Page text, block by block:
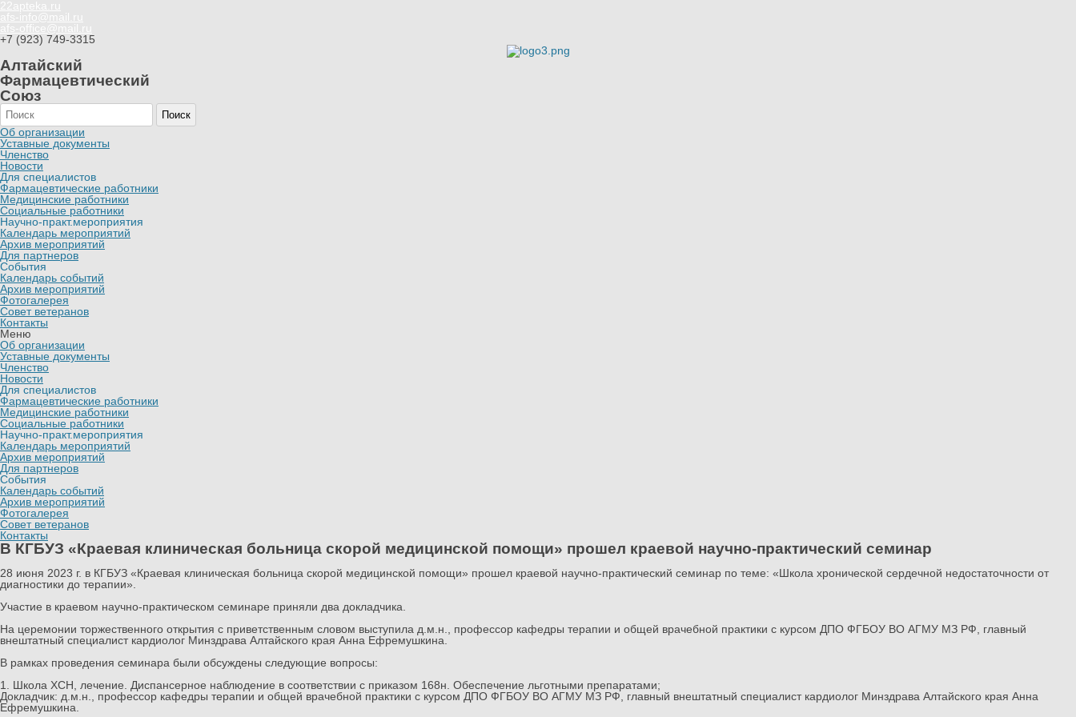
22apteka.ru
afs-info@mail.ru
afs-office@mail.ru
+7 (923) 749-3315
Алтайский
Фармацевтический
Союз
Поиск
Об организации
Уставные документы
Членство
Новости
Для специалистов
Фармацевтические работники
Медицинские работники
Социальные работники
Научно-практ.мероприятия
Календарь мероприятий
Архив мероприятий
Для партнеров
События
Календарь событий
Архив мероприятий
Фотогалерея
Совет ветеранов
Контакты
Меню
Об организации
Уставные документы
Членство
Новости
Для специалистов
Фармацевтические работники
Медицинские работники
Социальные работники
Научно-практ.мероприятия
Календарь мероприятий
Архив мероприятий
Для партнеров
События
Календарь событий
Архив мероприятий
Фотогалерея
Совет ветеранов
Контакты
В КГБУЗ «Краевая клиническая больница скорой медицинской помощи» прошел краевой научно-практический семинар
28 июня 2023 г. в КГБУЗ «Краевая клиническая больница скорой медицинской помощи» прошел краевой научно-практический семинар по теме: «Школа хронической сердечной недостаточности от
диагностики до терапии».
Участие в краевом научно-практическом семинаре приняли два докладчика.
На церемонии торжественного открытия с приветственным словом выступила д.м.н., профессор кафедры терапии и общей врачебной практики с курсом ДПО ФГБОУ ВО АГМУ МЗ РФ, главный
внештатный специалист кардиолог Минздрава Алтайского края Анна Ефремушкина.
В рамках проведения семинара были обсуждены следующие вопросы:
1. Школа ХСН, лечение. Диспансерное наблюдение в соответствии с приказом 168н. Обеспечение льготными препаратами;
Докладчик: д.м.н., профессор кафедры терапии и общей врачебной практики с курсом ДПО ФГБОУ ВО АГМУ МЗ РФ, главный внештатный специалист кардиолог Минздрава Алтайского края Анна
Ефремушкина.